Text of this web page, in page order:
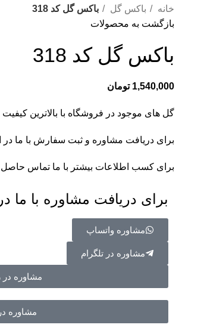
خانه باکس گل
باکس گل کد 318
بازگشت به محصولات
باکس گل کد 318
1,540,000 تومان
گل های موجود در فروشگاه با بالاترین
برای دریافت مشاوره و ثبت سفارش با ما در
برای کسب اطلاعات بیشتر با ما تماس حاصل
برای دریافت مشاوره با ما
مشاوره واتساپ
مشاوره در تلگرام
مشاوره در روبیکا
مشاوره در بله